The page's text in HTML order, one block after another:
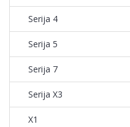
Serija 4
Serija 5
Serija 7
Serija X3
X1